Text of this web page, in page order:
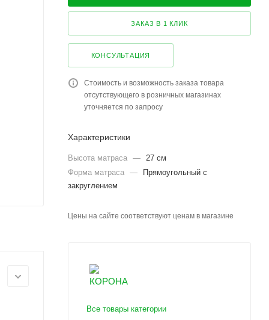
ЗАКАЗ В 1 КЛИК
КОНСУЛЬТАЦИЯ
Стоимость и возможность заказа товара
отсутствующего в розничных магазинах
уточняется по запросу
Характеристики
Высота матраса —
27 см
Форма матраса —
Прямоугольный с
закруглением
Цены на сайте соответствуют ценам в магазине
Все товары категории